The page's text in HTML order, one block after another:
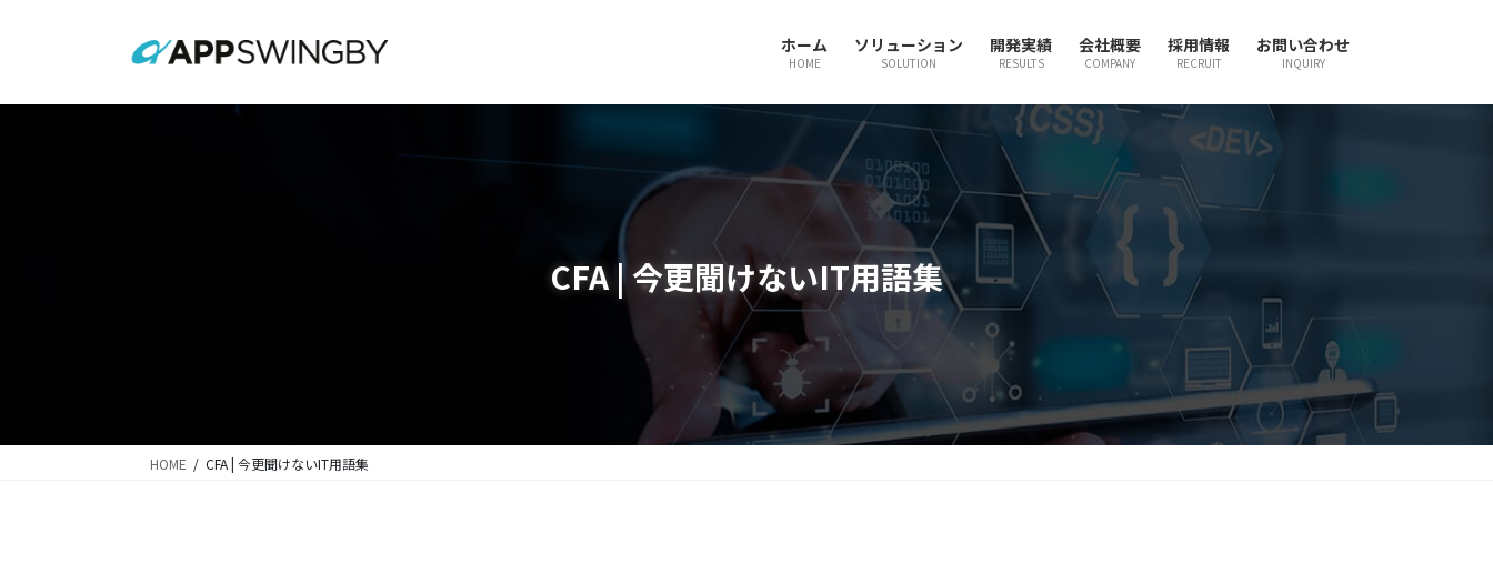
ホーム
HOME
ソリューション
SOLUTION
開発実績
RESULTS
会社概要
COMPANY
採用情報
RECRUIT
お問い合わせ
INQUIRY
CFA | 今更聞けないIT用語集
HOME CFA | 今更聞けないIT用語集